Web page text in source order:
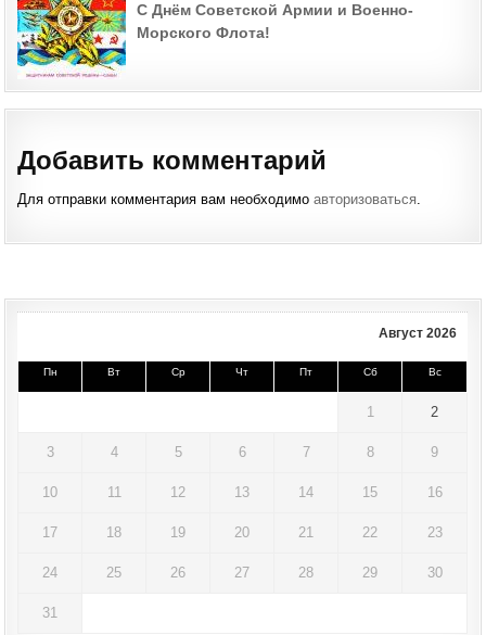
С Днём Советской Армии и Военно-
Морского Флота!
Добавить комментарий
Для отправки комментария вам необходимоавторизоваться.
Август 2026
Пн Вт Ср Чт Пт Сб Вс
1 2
3 4 5 6 7 8 9
10 11 12 13 14 15 16
17 18 19 20 21 22 23
24 25 26 27 28 29 30
31